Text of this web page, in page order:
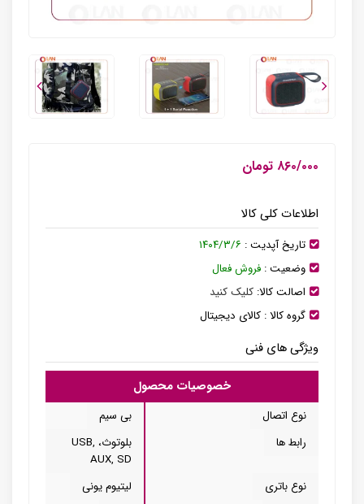
۸۶۰/۰۰۰ تومان
اطلاعات کلی کالا
تاریخ آپدیت : ۱۴۰۴/۳/۶
وضعیت : فروش فعال
اصالت کالا: کلیک کنید
گروه کالا : کالای دیجیتال
ویژگی های فنی
خصوصیات محصول
نوع اتصال
بی سیم
رابط ها
بلوتوث، USB,
AUX, SD
نوع باتری
لیتیوم یونی